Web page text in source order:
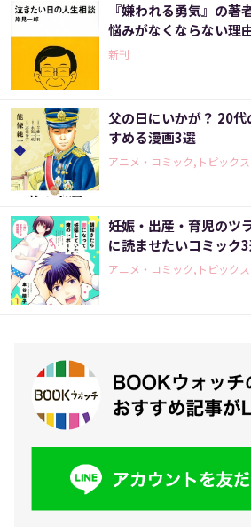
『嫌われる勇気』の著
悩みがなくならない理
新刊
父の日にいかが？ 20
すめる漫画3選
アニメ・コミック,トピックス
妊娠・出産・育児のツ
に読ませたいコミック
アニメ・コミック,トピックス